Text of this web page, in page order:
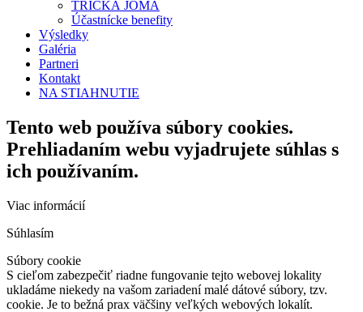
TRIČKÁ JOMA
Účastnícke benefity
Výsledky
Galéria
Partneri
Kontakt
NA STIAHNUTIE
Tento web používa súbory cookies.
Prehliadaním webu vyjadrujete súhlas s
ich používaním.
Viac informácií
Súhlasím
Súbory cookie
S cieľom zabezpečiť riadne fungovanie tejto webovej lokality
ukladáme niekedy na vašom zariadení malé dátové súbory, tzv.
cookie. Je to bežná prax väčšiny veľkých webových lokalít.